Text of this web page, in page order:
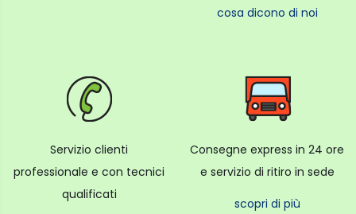
cosa dicono di noi
Servizio clienti
professionale e con tecnici
qualificati
Consegne express in 24 ore
e servizio di ritiro in sede
scopri di più